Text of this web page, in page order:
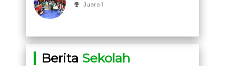
Juara 1
Berita Sekolah